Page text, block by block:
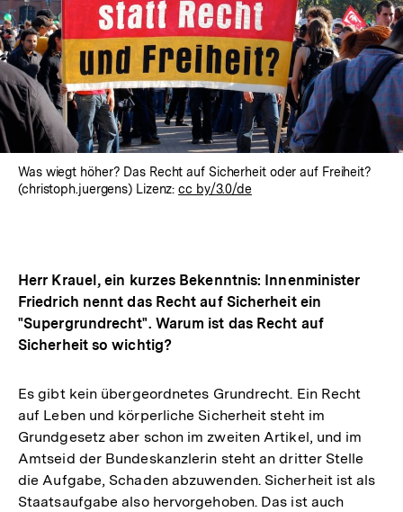
Was wiegt höher? Das Recht auf Sicherheit oder auf Freiheit?
(christoph.juergens) Lizenz:cc by/3.0/de
Herr Krauel, ein kurzes Bekenntnis: Innenminister
Friedrich nennt das Recht auf Sicherheit ein
"Supergrundrecht". Warum ist das Recht auf
Sicherheit so wichtig?
Es gibt kein übergeordnetes Grundrecht. Ein Recht
auf Leben und körperliche Sicherheit steht im
Grundgesetz aber schon im zweiten Artikel, und im
Amtseid der Bundeskanzlerin steht an dritter Stelle
die Aufgabe, Schaden abzuwenden. Sicherheit ist als
Staatsaufgabe also hervorgehoben. Das ist auch